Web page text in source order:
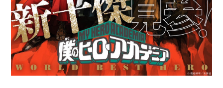
mantener intacto el arte de Del
Castillo y el carácter histórico
del material original. Tratamos
de mantener un tamaño similar